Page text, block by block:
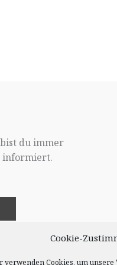
Cookie-
verwenden Cookies, um unsere
du immer
informiert.